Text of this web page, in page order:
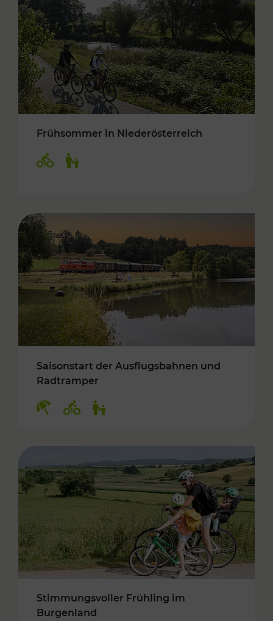
Frühsommer in Niederösterreich
Saisonstart der Ausflugsbahnen und
Radtramper
Stimmungsvoller Frühling im
Burgenland